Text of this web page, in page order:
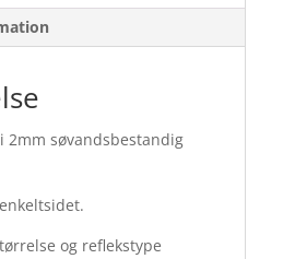
2mm søvandsbestandig
og reflekstype